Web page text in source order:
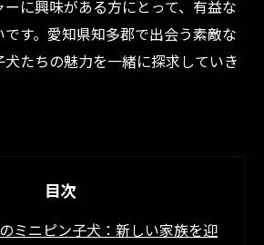
に興味がある方にとって、有益な
す。愛知県知多郡で出会う素敵な
たちの魅力を一緒に探求していき
目次
ミニピン子犬：新しい家族を迎